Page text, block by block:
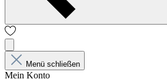
Menü schließen
Mein Konto